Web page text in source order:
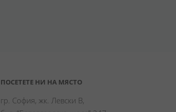
ПОСЕТЕТЕ НИ НА МЯСТО
гр. София, жк. Левски В,